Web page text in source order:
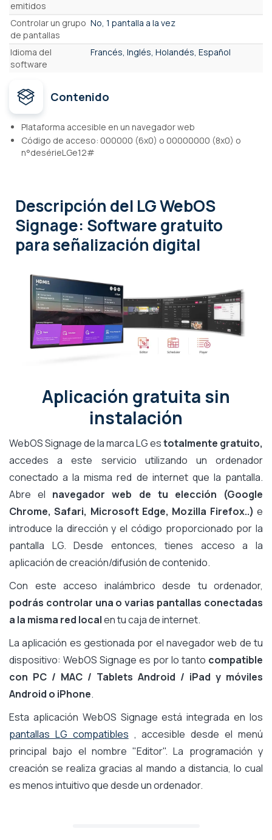
emitidos
Controlar un grupo
de pantallas
No, 1 pantalla a la vez
Idioma del
software
Francés, Inglés, Holandés, Español
Contenido
Plataforma accesible en un navegador web
Código de acceso: 000000 (6x0) o 00000000 (8x0) o
n°desérieLGe12#
Descripción del LG WebOS
Signage: Software gratuito
para señalización digital
Aplicación gratuita sin
instalación
WebOS Signage de la marca LG estotalmente gratuito,
accedes a este servicio utilizando un ordenador
conectado a la misma red de internet que la pantalla.
Abre el navegador web de tu elección (Google
Chrome, Safari, Microsoft Edge, Mozilla Firefox..) e
introduce la dirección y el código proporcionado por la
pantalla LG. Desde entonces, tienes acceso a la
aplicación de creación/difusión de contenido.
Con este acceso inalámbrico desde tu ordenador,
podrás controlar una o varias pantallas conectadas
a la misma red localen tu caja de internet.
La aplicación es gestionada por el navegador web de tu
dispositivo: WebOS Signage es por lo tanto compatible
con PC / MAC / Tablets Android / iPad y móviles
Android o iPhone.
Esta aplicación WebOS Signage está integrada en los
pantallas LG compatibles , accesible desde el menú
principal bajo el nombre "Editor". La programación y
creación se realiza gracias al mando a distancia, lo cual
es menos intuitivo que desde un ordenador.